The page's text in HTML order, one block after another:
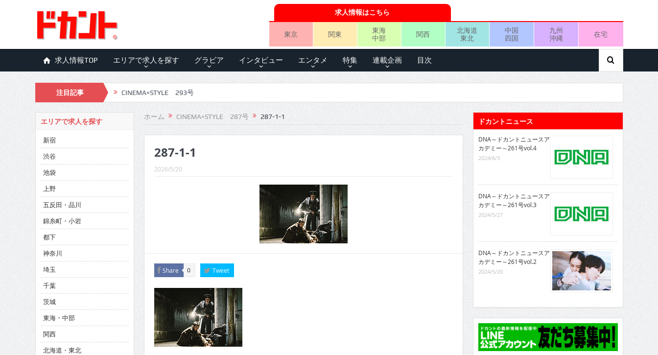
求人情報はこちら
東京 関東
東海
中部
関西
北海道
東北
中国
四国
九州
沖縄
在宅
求人情報TOP エリアで求人を探す グラビア インタビュー エンタメ 特集 連載企画 目次
注目記事 CINEMA×STYLE 293号
CINEMA×STYLE 292号
CINEMA×STYLE 291号
CINEMA×STYLE 290号
CINEMA×STYLE 289号
CINEMA×STYLE 288号
CINEMA×STYLE 286号
CINEMA×STYLE 285号
CINEMA×STYLE 294号
ホーム CINEMA×STYLE 287号 287-1-1
287-1-1
2026/5/20
Share 0 Tweet
エリアで求人を探す
新宿
渋谷
池袋
上野
五反田・品川
錦糸町・小岩
都下
神奈川
埼玉
千葉
茨城
東海・中部
関西
北海道・東北
ドカントニュース
DNA～ドカントニュースア
カデミー～261号vol.4
2024/6/3
DNA～ドカントニュースア
カデミー～261号vol.3
2024/5/27
DNA～ドカントニュースア
カデミー～261号vol.2
2024/5/20